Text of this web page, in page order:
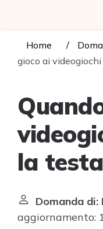
Home
gioco ai
la
Domanda
aggiornamento: